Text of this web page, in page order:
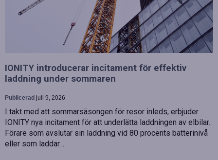
IONITY introducerar incitament för effektiv
laddning under sommaren
Publicerad juli 9, 2026
I takt med att sommarsäsongen för resor inleds, erbjuder
IONITY nya incitament för att underlätta laddningen av elbilar.
Förare som avslutar sin laddning vid 80 procents batterinivå
eller som laddar…